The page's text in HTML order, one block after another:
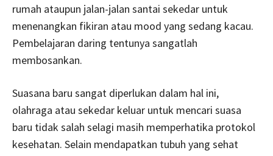
rumah ataupun jalan-jalan santai sekedar untuk
menenangkan fikiran atau mood yang sedang kacau.
Pembelajaran daring tentunya sangatlah
membosankan.
Suasana baru sangat diperlukan dalam hal ini,
olahraga atau sekedar keluar untuk mencari suasa
baru tidak salah selagi masih memperhatika protokol
kesehatan. Selain mendapatkan tubuh yang sehat